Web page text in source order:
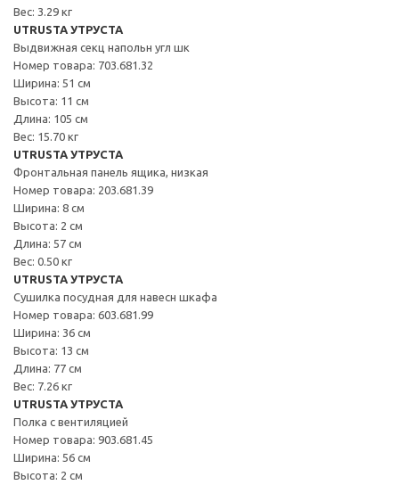
Вес: 3.29 кг
UTRUSTA УТРУСТА
Выдвижная секц напольн угл шк
Номер товара: 703.681.32
Ширина: 51 см
Высота: 11 см
Длина: 105 см
Вес: 15.70 кг
UTRUSTA УТРУСТА
Фронтальная панель ящика, низкая
Номер товара: 203.681.39
Ширина: 8 см
Высота: 2 см
Длина: 57 см
Вес: 0.50 кг
UTRUSTA УТРУСТА
Сушилка посудная для навесн шкафа
Номер товара: 603.681.99
Ширина: 36 см
Высота: 13 см
Длина: 77 см
Вес: 7.26 кг
UTRUSTA УТРУСТА
Полка с вентиляцией
Номер товара: 903.681.45
Ширина: 56 см
Высота: 2 см